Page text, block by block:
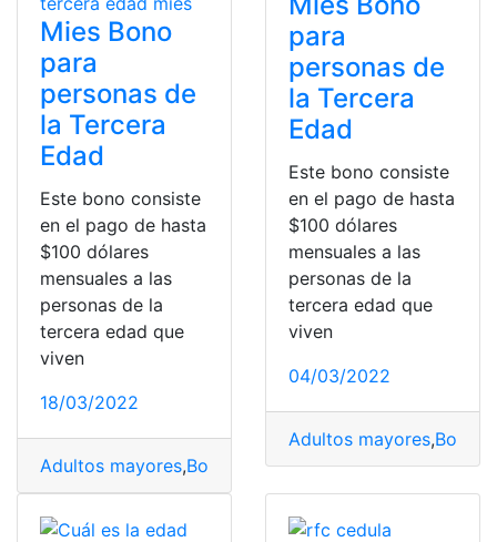
Mies Bono
para
personas de
la Tercera
Edad
Este bono consiste
en el pago de hasta
$100 dólares
mensuales a las
personas de la
tercera edad que
viven
18/03/2022
Adultos mayores,Bono de Desarrollo Humano,Cédula
para
personas de
la Tercera
Edad
Este bono consiste
en el pago de hasta
$100 dólares
mensuales a las
personas de la
tercera edad que
viven
04/03/2022
Adultos mayores,Bono